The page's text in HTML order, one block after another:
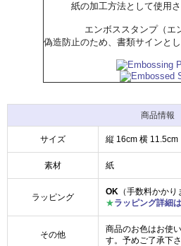
紙の加工方法として使用さ
エンボススタンプ（エ
偽造防止のため、書類サインと
商品情報
サイズ 縦 16cm 横 11.5cm
素材 紙
ラッピング
OK （手数料かかり
★ラッピング詳細
その他
商品のお色はお使
す。予めご了承下さ